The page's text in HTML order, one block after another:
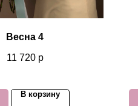
Весна 4
11 720 р
В корзину